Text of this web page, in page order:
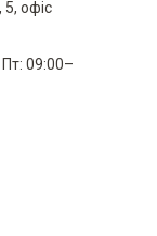
офіс
09:00–